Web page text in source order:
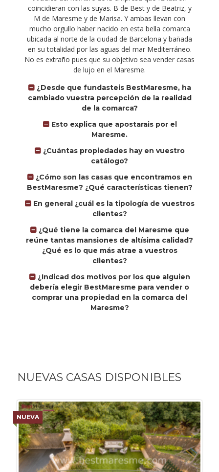
coincidieran con las suyas. B de Best y de Beatriz, y
M de Maresme y de Marisa. Y ambas llevan con
mucho orgullo haber nacido en esta bella comarca
ubicada al norte de la ciudad de Barcelona y bañada
en su totalidad por las aguas del mar Mediterráneo.
No es extraño pues que su objetivo sea vender casas
de lujo en el Maresme.
¿Desde que fundasteis BestMaresme, ha
cambiado vuestra percepción de la realidad
de la comarca?
Esto explica que apostarais por el
Maresme.
¿Cuántas propiedades hay en vuestro
catálogo?
¿Cómo son las casas que encontramos en
BestMaresme? ¿Qué características tienen?
En general ¿cuál es la tipología de vuestros
clientes?
¿Qué tiene la comarca del Maresme que
reúne tantas mansiones de altísima calidad?
¿Qué es lo que más atrae a vuestros
clientes?
¿Indicad dos motivos por los que alguien
debería elegir BestMaresme para vender o
comprar una propiedad en la comarca del
Maresme?
NUEVAS CASAS DISPONIBLES
NUEVA